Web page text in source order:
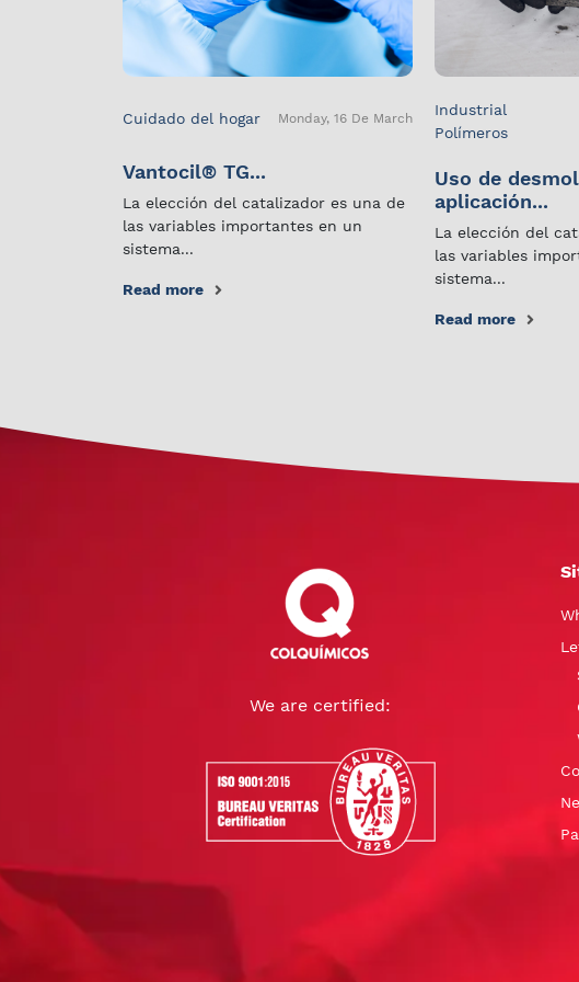
Cuidado del hogar Monday, 16 De March
Vantocil® TG...
La elección del catalizador es una de
las variables importantes en un
sistema...
Read more
Industrial
Polímeros
Uso de
aplicación...
La elección del
las variables
sistema...
Read more
We are certified: